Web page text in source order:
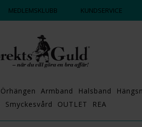
MEDLEMSKLUBB KUNDSERVICE
Örhängen Armband Halsband
Smyckesvård OUTLET REA